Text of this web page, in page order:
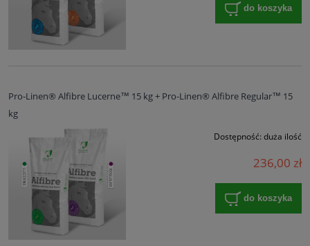
do koszyka
Pro-Linen® Alfibre Lucerne™ 15 kg + Pro-Linen® Alfibre Regular™ 15
kg
Dostępność: duża ilość
236,00 zł
do koszyka